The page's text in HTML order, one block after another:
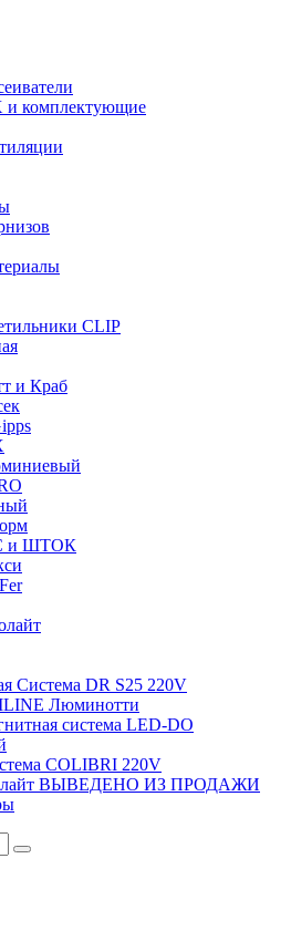
комплектующие
CLIP
и Краб
и ШТОК
Система DR S25 220V
Люминотти
система LED-DO
COLIBRI 220V
ВЫВЕДЕНО ИЗ ПРОДАЖИ